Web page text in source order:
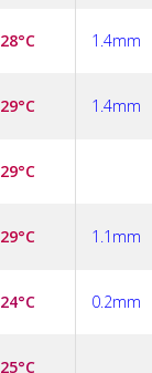
28°C 1.4mm
29°C 1.4mm
29°C
29°C 1.1mm
24°C 0.2mm
25°C